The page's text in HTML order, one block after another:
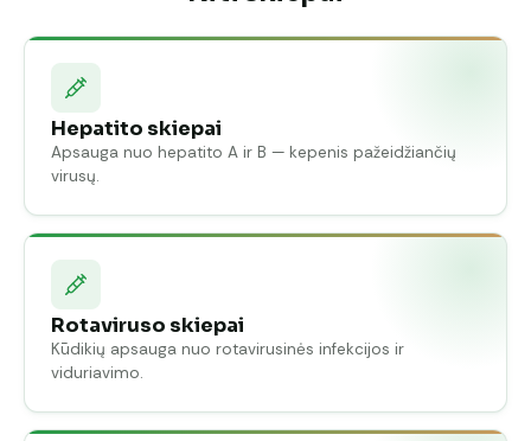
Hepatito skiepai
Apsauga nuo hepatito A ir B — kepenis pažeidžiančių
virusų.
Rotaviruso skiepai
Kūdikių apsauga nuo rotavirusinės infekcijos ir
viduriavimo.